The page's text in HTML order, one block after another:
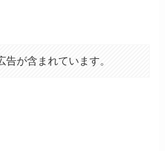
が含まれています。